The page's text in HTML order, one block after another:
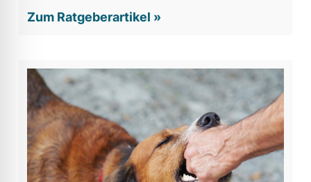
Zum Ratgeberartikel »